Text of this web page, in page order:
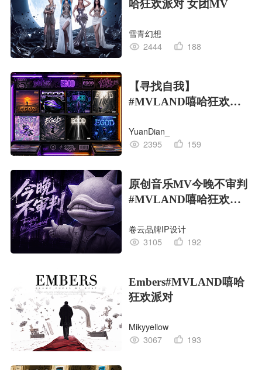
哈狂欢派对 女团MV
雪青幻想
2444
188
【寻找自我】
#MVLAND嘻哈狂欢派
YuanDian_
2395
159
原创音乐MV今晚不审判
#MVLAND嘻哈狂欢派
卷云品牌IP设计
3105
192
Embers#MVLAND嘻哈
狂欢派对
Mikyyellow
3067
193